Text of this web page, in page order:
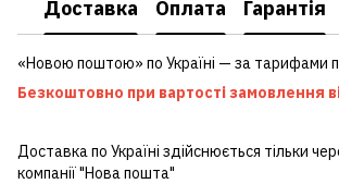
Доставка Оплата Гарантія
«Новою поштою» по Україні — за тарифами
Безкоштовно при вартості замовлення
Доставка по Україні здійснюється тільки
компанії "Нова пошта"